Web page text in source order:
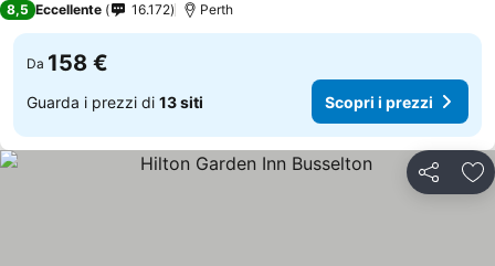
8,5 Eccellente 16.172 Perth
Da 158 €
Guarda i prezzi di 13 siti Scopri i prezzi
Condividi